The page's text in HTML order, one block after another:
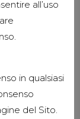
all’uso
in qualsiasi
del Sito.